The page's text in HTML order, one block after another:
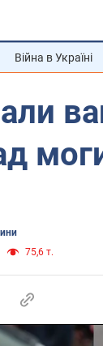
Війна в Україні
75,6 т.